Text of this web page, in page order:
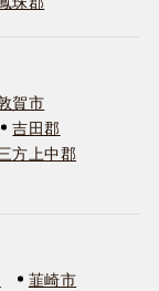
賀市
吉田郡
方上中郡
韮崎市